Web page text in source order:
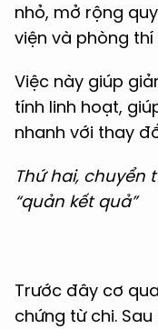
nhỏ, mở rộng
viện và phòng thí
Việc này giúp
tính linh hoạt,
nhanh với thay
Thứ hai, chuyển
“quản kết quả”
Trước đây cơ
chứng từ chi.